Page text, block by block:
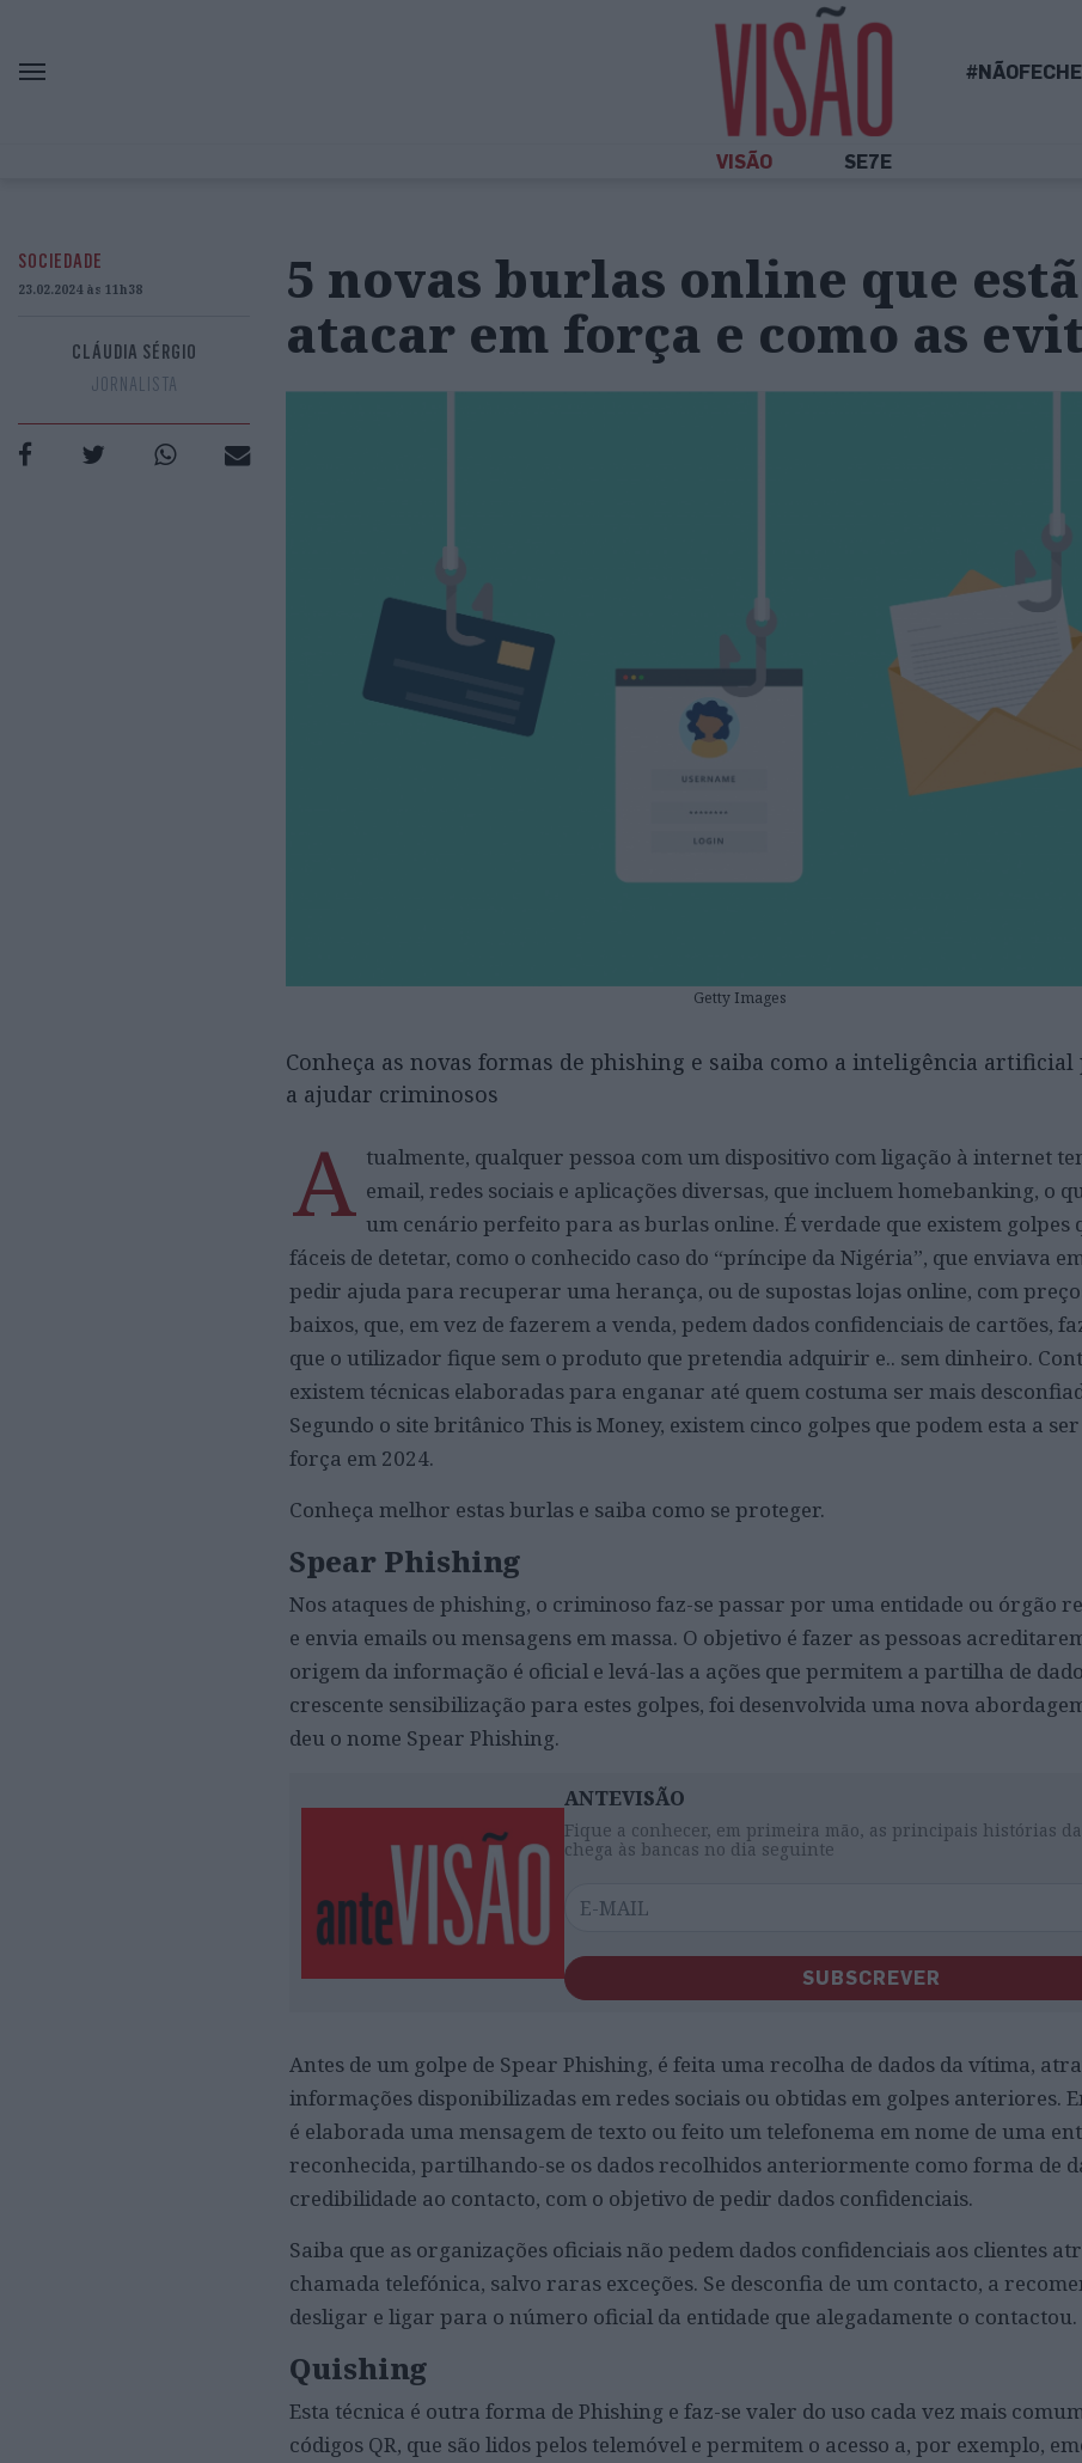
VISÃO SE7E
SOCIEDADE
23.02.2024 às 11h38
CLÁUDIA SÉRGIO
JORNALISTA
5 novas burlas online que
atacar em força e como as
Getty Images
Conheça as novas formas de phishing e saiba como a inteligência artificial
a ajudar criminosos
A tualmente, qualquer pessoa com um dispositivo com ligação à internet
email, redes sociais e aplicações diversas, que incluem homebanking, o
um cenário perfeito para as burlas online. É verdade que existem golpes
fáceis de detetar, como o conhecido caso do “príncipe da Nigéria”, que enviava
pedir ajuda para recuperar uma herança, ou de supostas lojas online, com
baixos, que, em vez de fazerem a venda, pedem dados confidenciais de cartões,
que o utilizador fique sem o produto que pretendia adquirir e.. sem dinheiro.
existem técnicas elaboradas para enganar até quem costuma ser mais
Segundo o site britânico This is Money, existem cinco golpes que podem esta a
força em 2024.
Conheça melhor estas burlas e saiba como se proteger.
Spear Phishing
Nos ataques de phishing, o criminoso faz-se passar por uma entidade ou órgão
e envia emails ou mensagens em massa. O objetivo é fazer as pessoas
origem da informação é oficial e levá-las a ações que permitem a partilha de
crescente sensibilização para estes golpes, foi desenvolvida uma nova
deu o nome Spear Phishing.
ANTEVISÃO
Fique a conhecer, em primeira mão, as principais histórias
chega às bancas no dia seguinte
SUBSCREVER
Antes de um golpe de Spear Phishing, é feita uma recolha de dados da vítima,
informações disponibilizadas em redes sociais ou obtidas em golpes anteriores.
é elaborada uma mensagem de texto ou feito um telefonema em nome de uma
reconhecida, partilhando-se os dados recolhidos anteriormente como forma de
credibilidade ao contacto, com o objetivo de pedir dados confidenciais.
Saiba que as organizações oficiais não pedem dados confidenciais aos clientes
chamada telefónica, salvo raras exceções. Se desconfia de um contacto, a
desligar e ligar para o número oficial da entidade que alegadamente o contactou.
Quishing
Esta técnica é outra forma de Phishing e faz-se valer do uso cada vez mais
códigos QR, que são lidos pelos telemóvel e permitem o acesso a, por exemplo,